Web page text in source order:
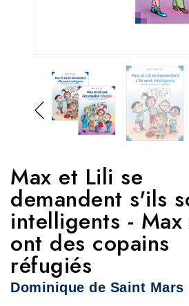
Max et Lili se
demandent s'ils
intelligents -
ont des copains
réfugiés
Dominique de Saint Mars